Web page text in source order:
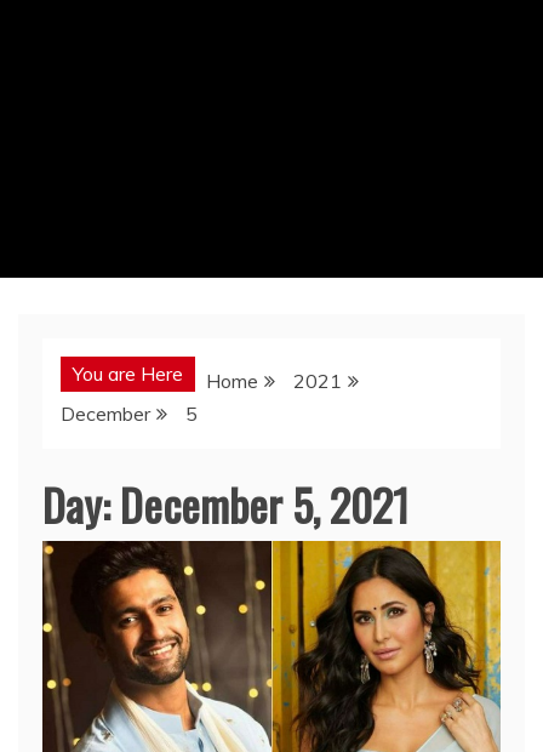
You are Here Home
2021
December
5
Day:December 5, 2021